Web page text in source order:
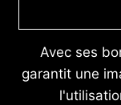
Avec ses
garantit une